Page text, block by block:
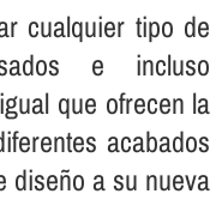
cualquier tipo de
e incluso
que ofrecen la
acabados
diseño a su nueva